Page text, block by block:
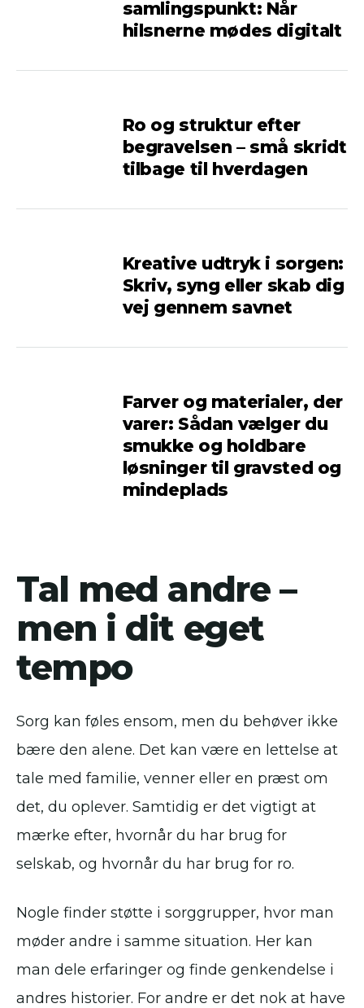
samlingspunkt: Når
hilsnerne mødes digitalt
Ro og struktur efter
begravelsen – små skridt
tilbage til hverdagen
Kreative udtryk i sorgen:
Skriv, syng eller skab dig
vej gennem savnet
Farver og materialer, der
varer: Sådan vælger du
smukke og holdbare
løsninger til gravsted og
mindeplads
Tal med andre –
men i dit eget
tempo
Sorg kan føles ensom, men du behøver ikke
bære den alene. Det kan være en lettelse at
tale med familie, venner eller en præst om
det, du oplever. Samtidig er det vigtigt at
mærke efter, hvornår du har brug for
selskab, og hvornår du har brug for ro.
Nogle finder støtte i sorggrupper, hvor man
møder andre i samme situation. Her kan
man dele erfaringer og finde genkendelse i
andres historier. For andre er det nok at have